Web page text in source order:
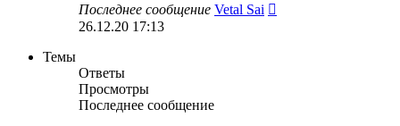
Последнее сообщение Vetal Sai
26.12.20 17:13
Темы
Ответы
Просмотры
Последнее сообщение